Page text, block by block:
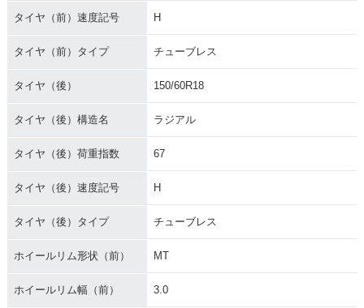
タイヤ（前）速度記号 H
タイヤ（前）タイプ チューブレス
タイヤ（後） 150/60R18
タイヤ（後）構造名 ラジアル
タイヤ（後）荷重指数 67
タイヤ（後）速度記号 H
タイヤ（後）タイプ チューブレス
ホイールリム形状（前） MT
ホイールリム幅（前） 3.0